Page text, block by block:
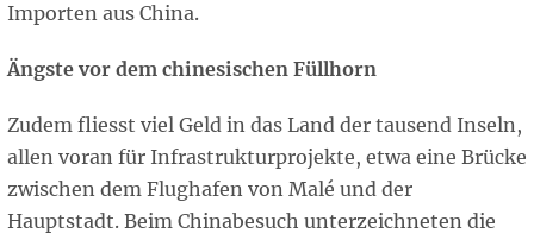
Importen aus China.
Ängste vor dem chinesischen Füllhorn
Zudem fliesst viel Geld in das Land der tausend Inseln,
allen voran für Infrastrukturprojekte, etwa eine Brücke
zwischen dem Flughafen von Malé und der
Hauptstadt. Beim Chinabesuch unterzeichneten die